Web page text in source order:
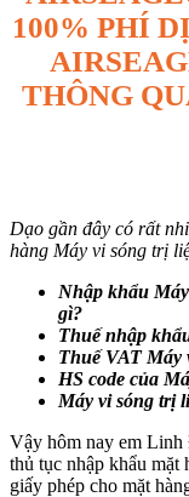
100% PHÍ
THÔNG
Dạo gần đây có rất
hàng Máy vi sóng trị
Nhập khẩu
gì?
Thuế nhập
Thuế VAT Máy
HS code của
Máy vi sóng trị
Vậy hôm nay em Linh
thủ tục nhập khẩu
giấy phép cho mặt